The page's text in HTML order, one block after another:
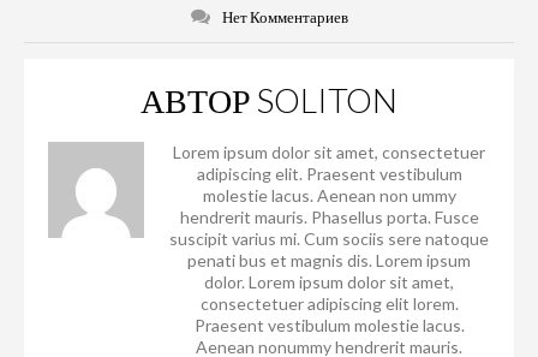
Нет Комментариев
АВТОР SOLITON
Lorem ipsum dolor sit amet, consectetuer
adipiscing elit. Praesent vestibulum
molestie lacus. Aenean non ummy
hendrerit mauris. Phasellus porta. Fusce
suscipit varius mi. Cum sociis sere natoque
penati bus et magnis dis. Lorem ipsum
dolor. Lorem ipsum dolor sit amet,
consectetuer adipiscing elit lorem.
Praesent vestibulum molestie lacus.
Aenean nonummy hendrerit mauris.